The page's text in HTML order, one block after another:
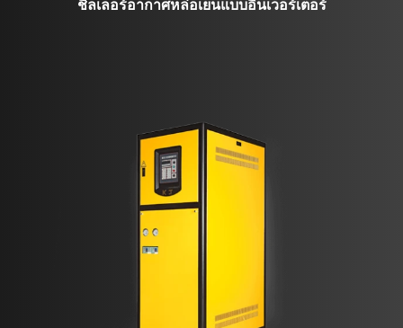
ชิลเลอร์อากาศหล่อเย็นแบบอินเวอร์เตอร์